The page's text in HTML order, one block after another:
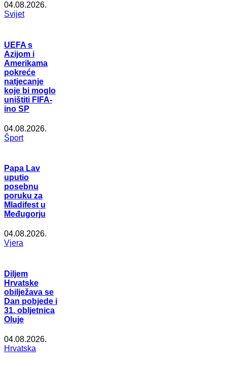
04.08.2026.
Svijet
UEFA s
Azijom i
Amerikama
pokreće
natjecanje
koje bi moglo
uništiti FIFA-
ino SP
04.08.2026.
Šport
Papa Lav
uputio
posebnu
poruku za
Mladifest u
Međugorju
04.08.2026.
Vjera
Diljem
Hrvatske
obilježava se
Dan pobjede i
31. obljetnica
Oluje
04.08.2026.
Hrvatska